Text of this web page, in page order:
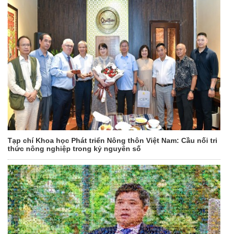
Tạp chí Khoa học Phát triển Nông thôn Việt Nam: Cầu nối tri
thức nông nghiệp trong kỷ nguyên số